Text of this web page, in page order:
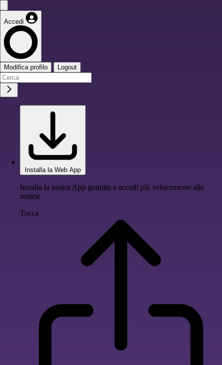
Accedi
Modifica profilo Logout
Installa la Web App
Installa la nostra App gratuita e accedi più velocemente alle
notizie
Tocca